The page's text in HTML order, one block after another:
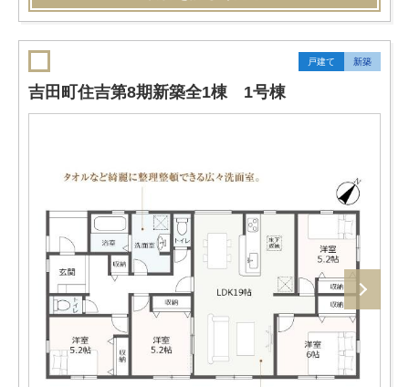
戸建て 新築
吉田町住吉第8期新築全1棟 1号棟